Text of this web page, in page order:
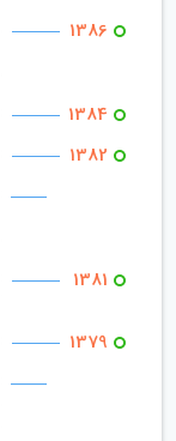
1386
1384
1382
1381
1379